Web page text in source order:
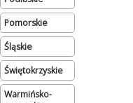
pomorskie
śląskie
świętokrzyskie
warmińsko-